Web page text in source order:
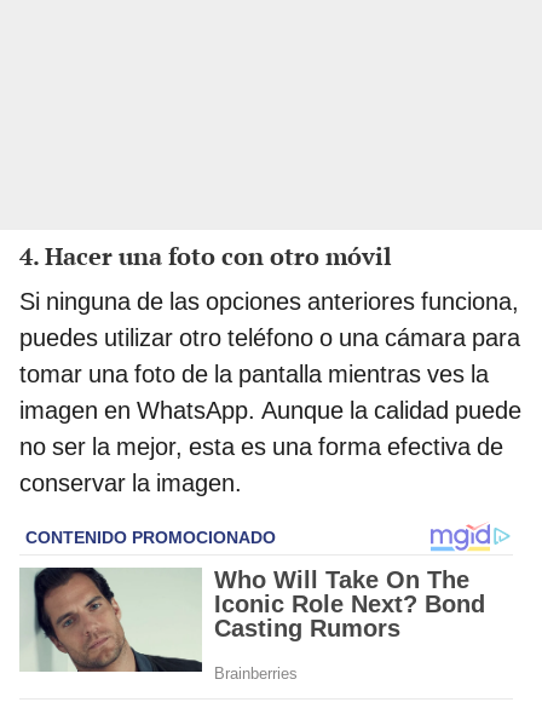
4. Hacer una foto con otro móvil
Si ninguna de las opciones anteriores funciona,
puedes utilizar otro teléfono o una cámara para
tomar una foto de la pantalla mientras ves la
imagen en WhatsApp. Aunque la calidad puede
no ser la mejor, esta es una forma efectiva de
conservar la imagen.